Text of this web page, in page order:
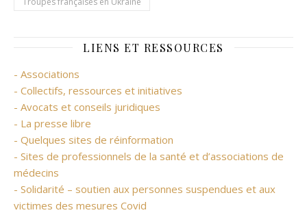
LIENS ET RESSOURCES
- Associations
- Collectifs, ressources et initiatives
- Avocats et conseils juridiques
- La presse libre
- Quelques sites de réinformation
- Sites de professionnels de la santé et d’associations de
médecins
- Solidarité – soutien aux personnes suspendues et aux
victimes des mesures Covid